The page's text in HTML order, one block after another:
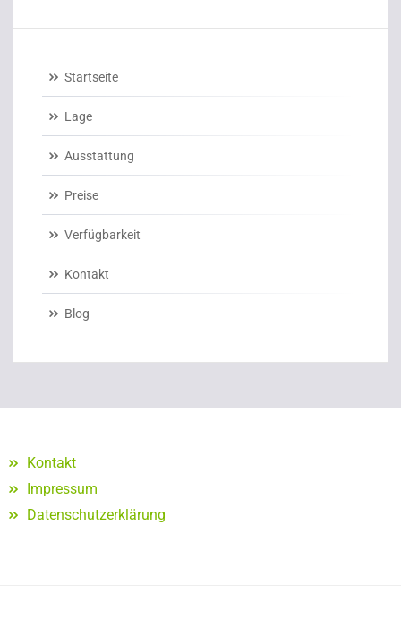
Startseite
Lage
Ausstattung
Preise
Verfügbarkeit
Kontakt
Blog
Kontakt
Impressum
Datenschutzerklärung